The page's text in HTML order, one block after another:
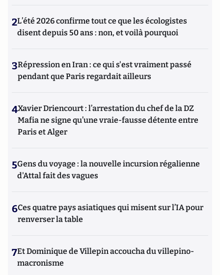
2L’été 2026 confirme tout ce que les écologistes
disent depuis 50 ans : non, et voilà pourquoi
3Répression en Iran : ce qui s'est vraiment passé
pendant que Paris regardait ailleurs
4Xavier Driencourt : l’arrestation du chef de la DZ
Mafia ne signe qu’une vraie-fausse détente entre
Paris et Alger
5Gens du voyage : la nouvelle incursion régalienne
d'Attal fait des vagues
6Ces quatre pays asiatiques qui misent sur l’IA pour
renverser la table
7Et Dominique de Villepin accoucha du villepino-
macronisme